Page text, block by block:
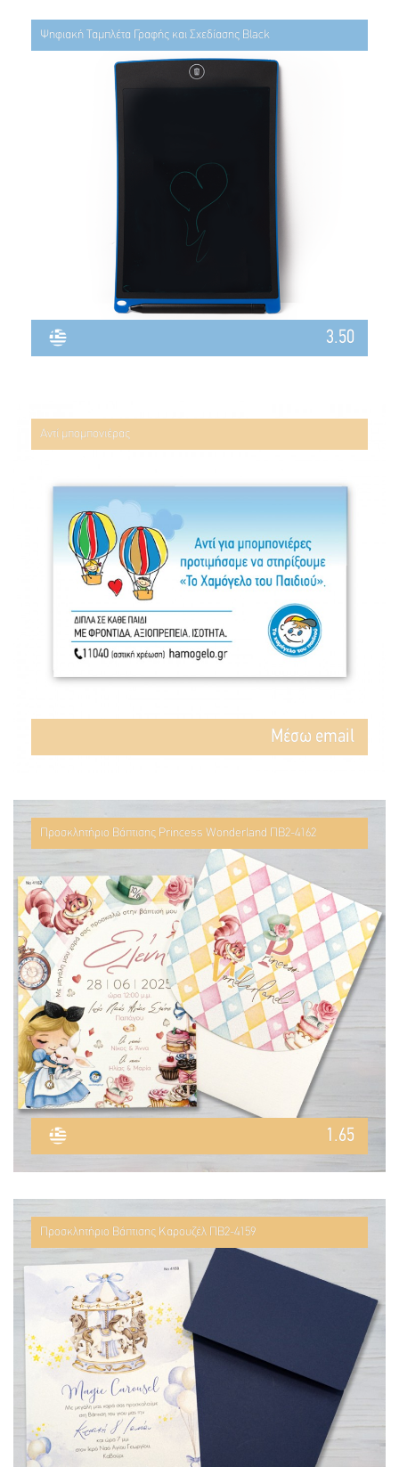
Ψηφιακή Ταμπλέτα Γραφής και Σχεδίασης Black
3.50
Αντί μπομπονιέρας
Mέσω email
Προσκλητήριο Βάπτισης Princess Wonderland ΠΒ2-4162
1.65
Προσκλητήριο Βάπτισης Καρουζέλ ΠΒ2-4159